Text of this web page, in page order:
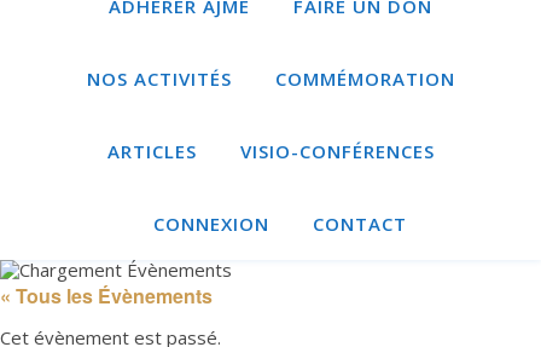
ADHERER AJME FAIRE UN DON
NOS ACTIVITÉS COMMÉMORATION
ARTICLES VISIO-CONFÉRENCES
CONNEXION CONTACT
« Tous les Évènements
Cet évènement est passé.